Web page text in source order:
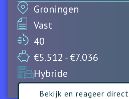
Groningen
Vast
40
€5.512 - €7.036
Hybride
Bekijk en reageer direct